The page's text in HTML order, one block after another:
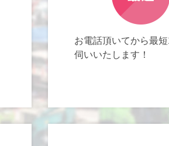
お電話頂いてから最
伺いいたします！